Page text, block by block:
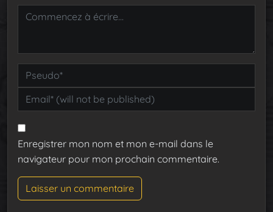
Enregistrer mon nom et mon e-mail dans le
navigateur pour mon prochain commentaire.